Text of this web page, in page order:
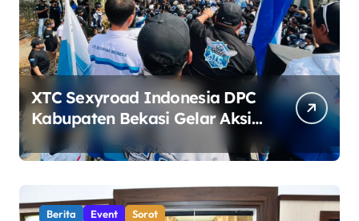
XTC Sexyroad Indonesia DPC
Kabupaten Bekasi Gelar Aksi
di Depan Pemkab, Soroti
Kinerja DLH
Berita Event Sorot